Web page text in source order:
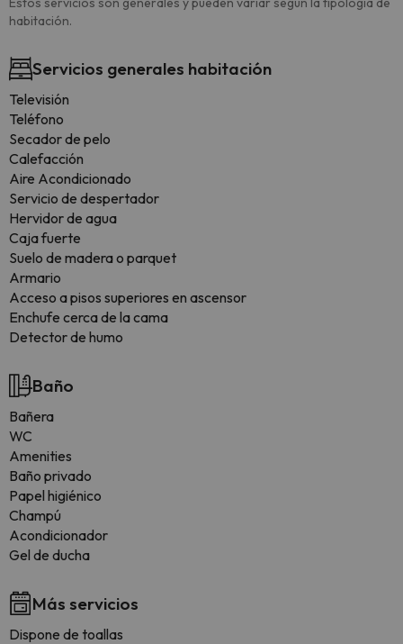
habitación.
Servicios generales habitación
Televisión
Teléfono
Secador de pelo
Calefacción
Aire Acondicionado
Servicio de despertador
Hervidor de agua
Caja fuerte
Suelo de madera o parquet
Armario
Acceso a pisos superiores en ascensor
Enchufe cerca de la cama
Detector de humo
Baño
Bañera
WC
Amenities
Baño privado
Papel higiénico
Champú
Acondicionador
Gel de ducha
Más servicios
Dispone de toallas